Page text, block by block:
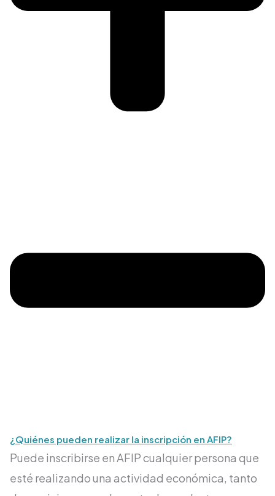
¿Quiénes pueden realizar la inscripción en AFIP?
Puede inscribirse en AFIP cualquier persona que
esté realizando una actividad económica, tanto